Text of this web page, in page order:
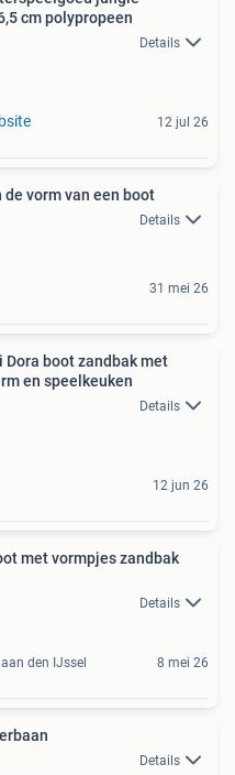
cm polypropeen
Details
12 jul 26
de vorm van een boot
Details
31 mei 26
Dora boot zandbak met
en speelkeuken
Details
12 jun 26
met vormpjes zandbak
Details
den IJssel 8 mei 26
Details